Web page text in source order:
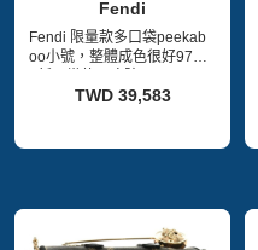
Fendi
Fendi 限量款多口袋peekab
oo小號，整體成色很好97-9
TWD 39,583